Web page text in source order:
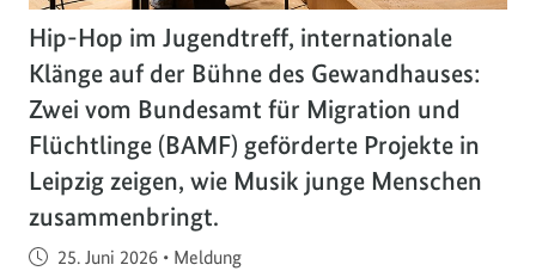
Hip-Hop im Jugendtreff, internationale
Klänge auf der Bühne des Gewandhauses:
Zwei vom Bundesamt für Migration und
Flüchtlinge (BAMF) geförderte Projekte in
Leipzig zeigen, wie Musik junge Menschen
zusammenbringt.
Veröffentlicht am
25. Juni 2026 • Meldung